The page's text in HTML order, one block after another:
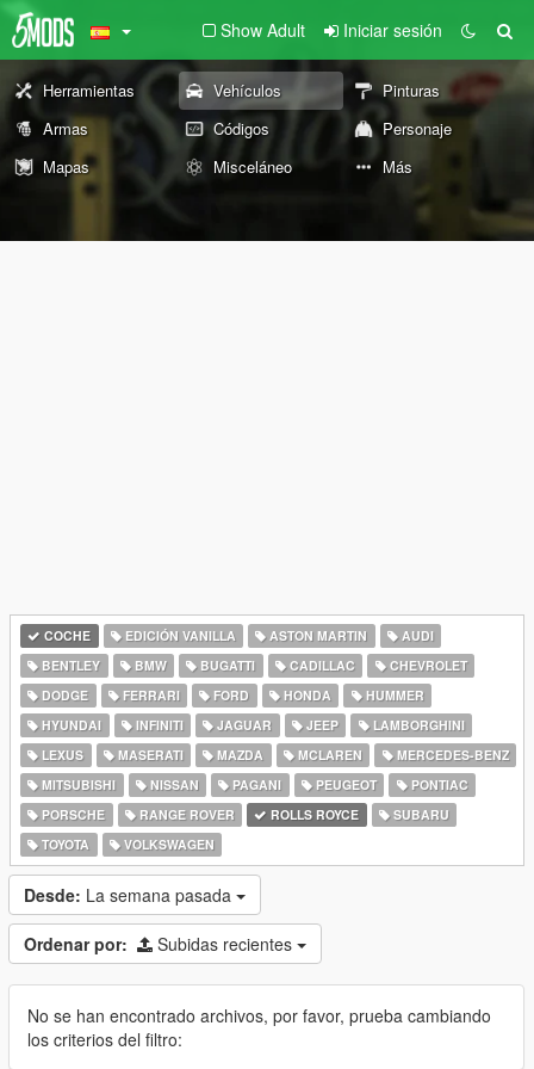
Show Adult Iniciar sesión
Herramientas Vehículos
Pinturas
Armas
Códigos
Personaje
Mapas
Misceláneo Más
COCHE EDICIÓN VANILLA ASTON MARTIN
AUDI
BENTLEY
BMW BUGATTI CADILLAC
CHEVROLET
DODGE
FERRARI FORD HONDA
HUMMER
HYUNDAI
INFINITI JAGUAR JEEP
LAMBORGHINI
LEXUS
MASERATI MAZDA MCLAREN
MERCEDES-BENZ
MITSUBISHI
NISSAN PAGANI PEUGEOT
PONTIAC
PORSCHE
RANGE ROVER ROLLS ROYCE
SUBARU
TOYOTA
VOLKSWAGEN
Desde: La semana pasada
Ordenar por: Subidas recientes
No se han encontrado archivos, por favor, prueba cambiando
los criterios del filtro: